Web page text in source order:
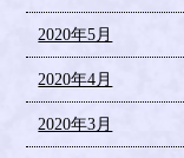
2020年5月
2020年4月
2020年3月